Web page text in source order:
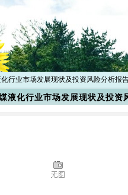
行业市场发展现状及投资风险分析报
液化行业市场发展现状及投